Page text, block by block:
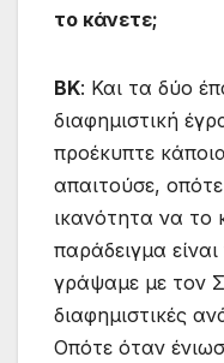
το κάνετε;
ΒΚ: Και τα δύο
διαφημιστική
προέκυπτε
απαιτούσε,
ικανότητα να το
παράδειγμα
γράψαμε με τον
διαφημιστικές
Οπότε όταν